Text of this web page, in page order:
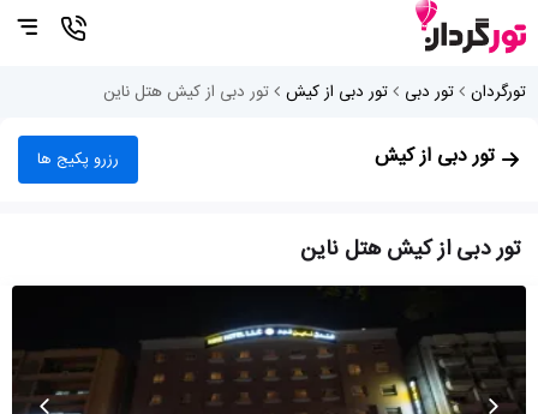
تورگردان تور دبی تور دبی از کیش تور دبی از کیش هتل ناین
تور دبی از کیش رزرو پکیج ها
تور دبی از کیش هتل ناین